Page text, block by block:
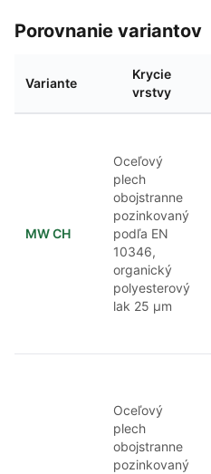
Porovnanie variantov
Variante
Krycie
vrstvy
MW CH
Oceľový
plech
obojstranne
pozinkovaný
podľa EN
10346,
organický
polyesterový
lak 25 μm
Oceľový
plech
obojstranne
pozinkovaný